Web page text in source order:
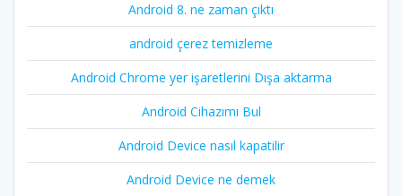
Android 8. ne zaman çıktı
android çerez temizleme
Android Chrome yer işaretlerini Dışa aktarma
Android Cihazımı Bul
Android Device nasıl kapatilir
Android Device ne demek